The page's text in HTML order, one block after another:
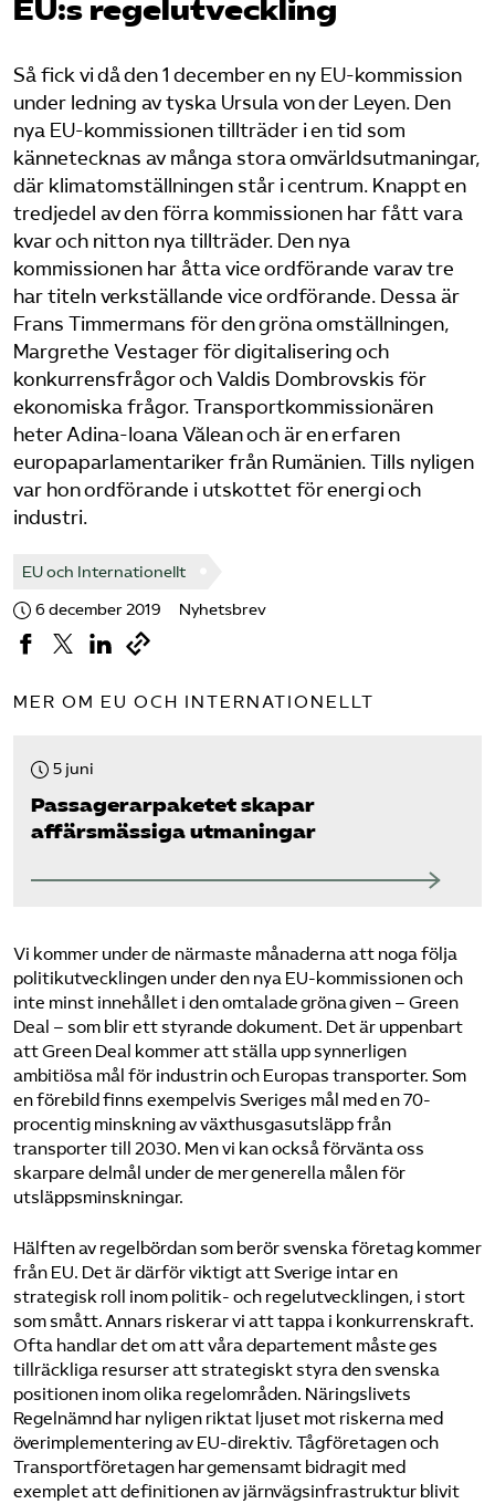
Logga in på Arbetsgivarguiden
Sök på tagforetagen.se
EU:s regel­utveckling
Så fick vi då den 1 december en ny EU-kommission
under ledning av tyska Ursula von der Leyen. Den
nya EU-kommissionen tillträder i en tid som
kännetecknas av många stora omvärldsutmaningar,
där klimatomställningen står i centrum. Knappt en
tredjedel av den förra kommissionen har fått vara
kvar och nitton nya tillträder. Den nya
kommissionen har åtta vice ordförande varav tre
har titeln verkställande vice ordförande. Dessa är
Frans Timmermans för den gröna omställningen,
Margrethe Vestager för digitalisering och
konkurrensfrågor och Valdis Dombrovskis för
ekonomiska frågor. Transportkommissionären
heter Adina-Ioana Vălean och är en erfaren
europaparlamentariker från Rumänien. Tills nyligen
var hon ordförande i utskottet för energi och
industri.
EU och Internationellt
6 december 2019 Nyhetsbrev
MER OM EU OCH INTERNATIONELLT
5 juni
Passagerarpaketet skapar
affärsmässiga utmaningar
Vi kommer under de närmaste månaderna att noga följa
politikutvecklingen under den nya EU-kommissionen och
inte minst innehållet i den omtalade gröna given – Green
Deal – som blir ett styrande dokument. Det är uppenbart
att Green Deal kommer att ställa upp synnerligen
ambitiösa mål för industrin och Europas transporter. Som
en förebild finns exempelvis Sveriges mål med en 70-
procentig minskning av växthusgasutsläpp från
transporter till 2030. Men vi kan också förvänta oss
skarpare delmål under de mer generella målen för
utsläppsminskningar.
Hälften av regelbördan som berör svenska företag kommer
från EU. Det är därför viktigt att Sverige intar en
strategisk roll inom politik- och regelutvecklingen, i stort
som smått. Annars riskerar vi att tappa i konkurrenskraft.
Ofta handlar det om att våra departement måste ges
tillräckliga resurser att strategiskt styra den svenska
positionen inom olika regelområden. Näringslivets
Regelnämnd har nyligen riktat ljuset mot riskerna med
överimplementering av EU-direktiv. Tågföretagen och
Transportföretagen har gemensamt bidragit med
exemplet att definitionen av järnvägsinfrastruktur blivit